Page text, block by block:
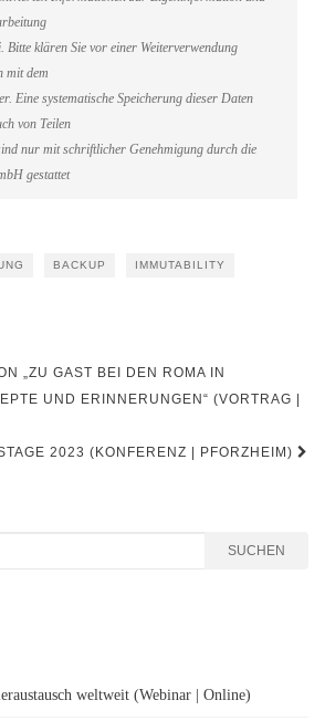
Bitte klären Sie vor einer Weiterverwendung
mit dem
Eine systematische Speicherung dieser Daten
von Teilen
nur mit schriftlicher Genehmigung durch die
gestattet
BACKUP IMMUTABILITY
„ZU GAST BEI DEN ROMA IN
UND ERINNERUNGEN“ (VORTRAG |
2023 (KONFERENZ | PFORZHEIM)
SUCHEN
weltweit (Webinar | Online)